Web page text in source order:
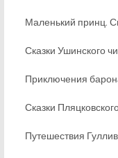
Маленький принц.
Сказки Ушинского
Приключения
Сказки
Путешествия